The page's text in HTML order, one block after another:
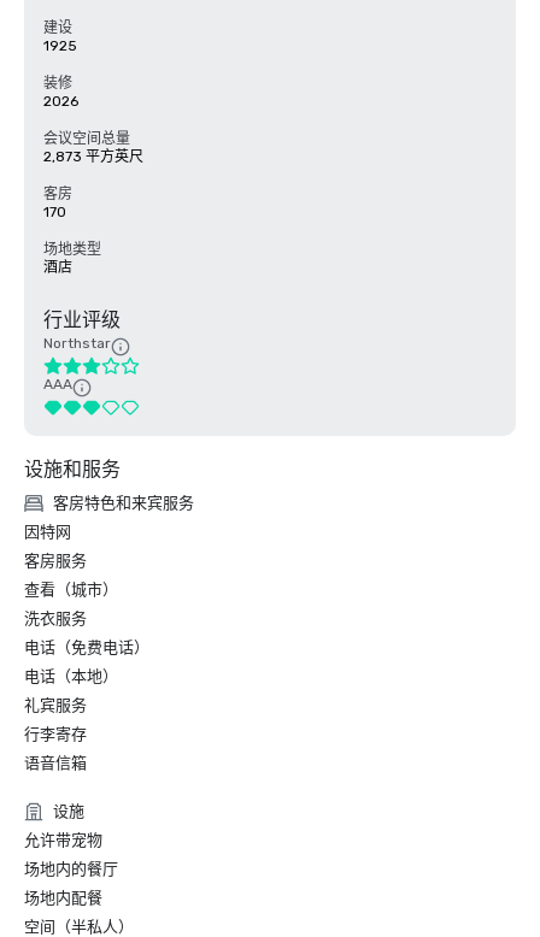
建设
1925
装修
2026
会议空间总量
2,873 平方英尺
客房
170
场地类型
酒店
行业评级
Northstar
AAA
设施和服务
客房特色和来宾服务
因特网
客房服务
查看（城市）
洗衣服务
电话（免费电话）
电话（本地）
礼宾服务
行李寄存
语音信箱
设施
允许带宠物
场地内的餐厅
场地内配餐
空间（半私人）